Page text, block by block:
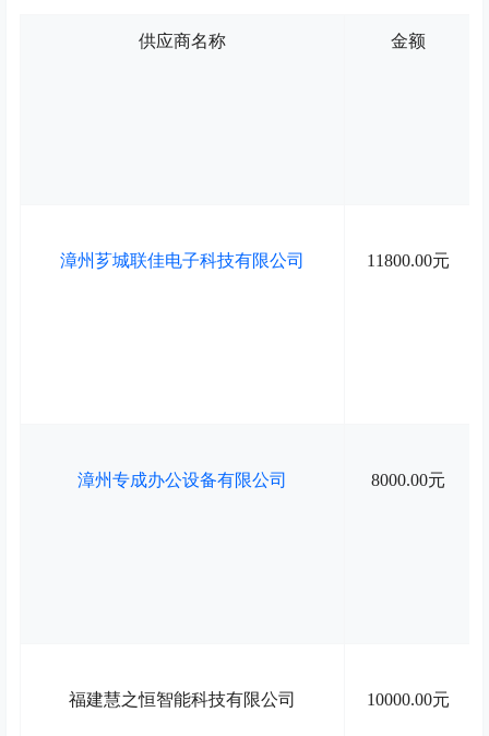
供应商名称 金额
漳州芗城联佳电子科技有限公司 11800.00元
漳州专成办公设备有限公司 8000.00元
福建慧之恒智能科技有限公司 10000.00元